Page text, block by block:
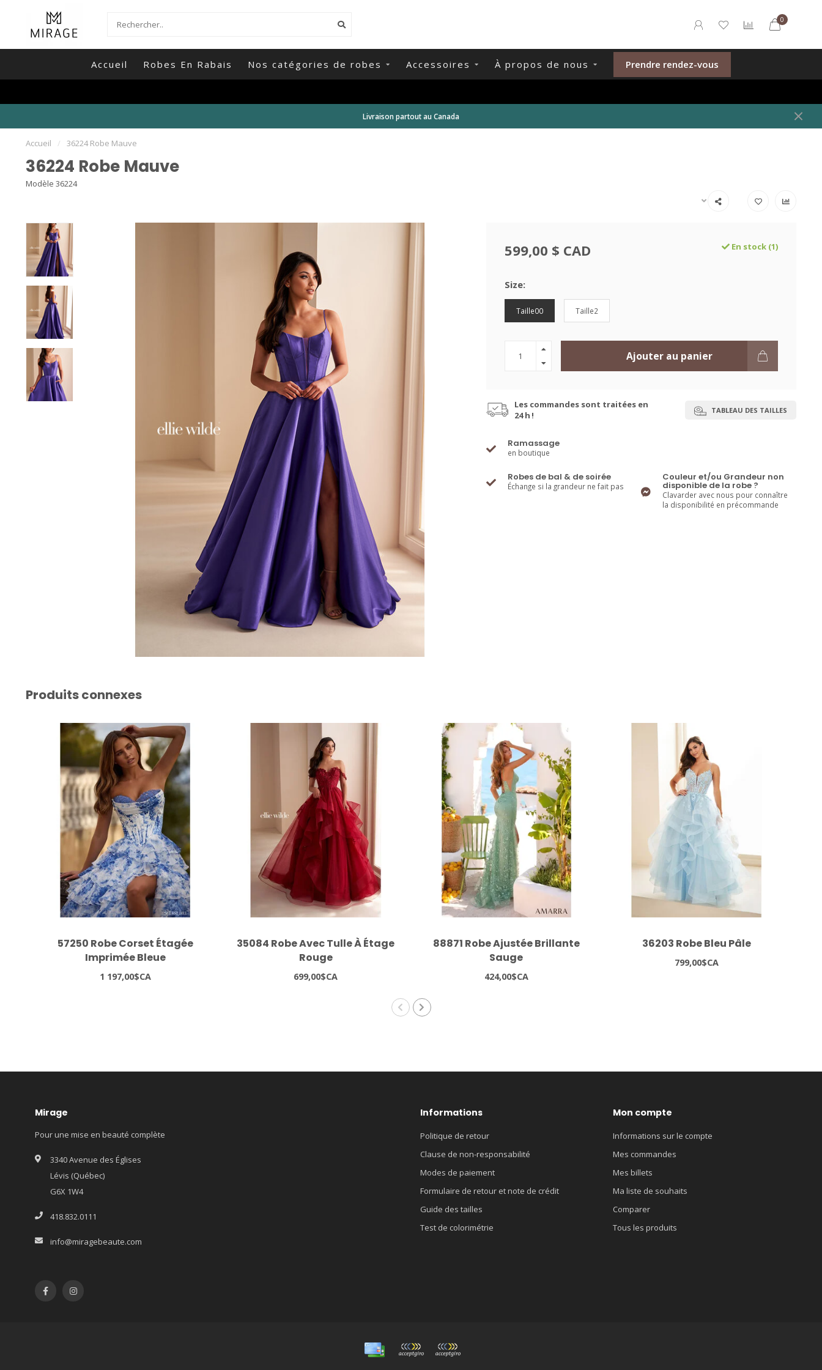
0
Accueil Robes En Rabais Nos catégories de robes Accessoires À propos de nous Prendre rendez-vous
Livraison partout au Canada
Accueil / 36224 Robe Mauve
36224 Robe Mauve
Modèle 36224
599,00 $ CAD En stock (1)
Size:
Taille00 Taille2
Ajouter au panier
Les commandes sont traitées en
24 h !
TABLEAU DES TAILLES
Ramassage
en boutique
Robes de bal & de soirée
Échange si la grandeur ne fait pas
Couleur et/ou Grandeur non
disponible de la robe ?
Clavarder avec nous pour connaître
la disponibilité en précommande
Produits connexes
57250 Robe Corset Étagée
Imprimée Bleue
1 197,00$CA
35084 Robe Avec Tulle À Étage
Rouge
699,00$CA
88871 Robe Ajustée Brillante
Sauge
424,00$CA
36203 Robe Bleu Pâle
799,00$CA
Mirage
Pour une mise en beauté complète
3340 Avenue des Églises
Lévis (Québec)
G6X 1W4
418.832.0111
info@miragebeaute.com
Informations
Politique de retour
Clause de non-responsabilité
Modes de paiement
Formulaire de retour et note de crédit
Guide des tailles
Test de colorimétrie
Mon compte
Informations sur le compte
Mes commandes
Mes billets
Ma liste de souhaits
Comparer
Tous les produits